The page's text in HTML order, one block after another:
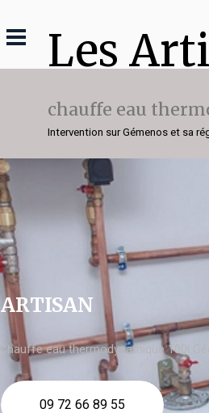
Les
chauffe eau
Intervention sur Gémenos et sa
ARTISAN
chauffe eau thermodynamique 100l
09 72 66 89 55